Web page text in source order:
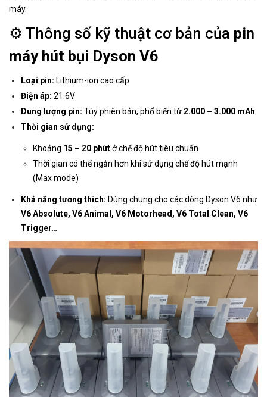
máy.
⚙️ Thông số kỹ thuật cơ bản của pin
máy hút bụi Dyson V6
Loại pin: Lithium-ion cao cấp
Điện áp: 21.6V
Dung lượng pin: Tùy phiên bản, phổ biến từ 2.000 – 3.000 mAh
Thời gian sử dụng:
Khoảng 15 – 20 phútở chế độ hút tiêu chuẩn
Thời gian có thể ngắn hơn khi sử dụng chế độ hút mạnh
(Max mode)
Khả năng tương thích: Dùng chung cho các dòng Dyson V6 như
V6 Absolute, V6 Animal, V6 Motorhead, V6 Total Clean, V6
Trigger…